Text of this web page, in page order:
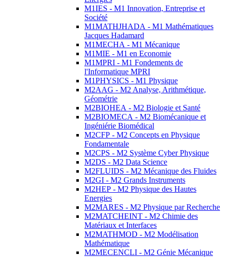
M1IES - M1 Innovation, Entreprise et
Société
M1MATHJHADA - M1 Mathématiques
Jacques Hadamard
M1MECHA - M1 Mécanique
M1MIE - M1 en Economie
M1MPRI - M1 Fondements de
l'Informatique MPRI
M1PHYSICS - M1 Physique
M2AAG - M2 Analyse, Arithmétique,
Géométrie
M2BIOHEA - M2 Biologie et Santé
M2BIOMECA - M2 Biomécanique et
Ingéniérie Biomédical
M2CFP - M2 Concepts en Physique
Fondamentale
M2CPS - M2 Système Cyber Physique
M2DS - M2 Data Science
M2FLUIDS - M2 Mécanique des Fluides
M2GI - M2 Grands Instruments
M2HEP - M2 Physique des Hautes
Energies
M2MARES - M2 Physique par Recherche
M2MATCHEINT - M2 Chimie des
Matériaux et Interfaces
M2MATHMOD - M2 Modélisation
Mathématique
M2MECENCLI - M2 Génie Mécanique